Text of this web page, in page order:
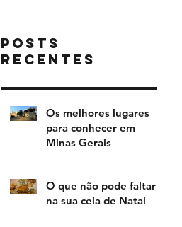
em Minas
Gerais
Posts
Recentes
Os melhores lugares
para conhecer em
Minas Gerais
O que não pode faltar
na sua ceia de Natal